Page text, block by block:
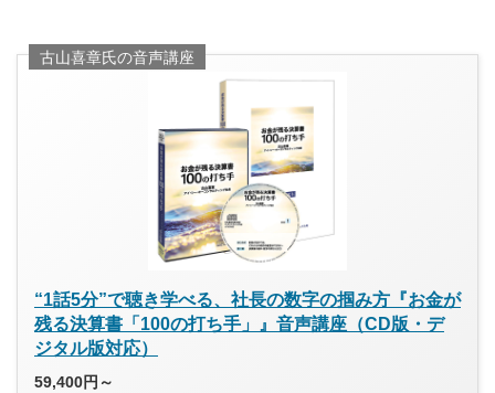
古山喜章氏の音声講座
“1話5分”で聴き学べる、社長の数字の掴み方『お金が
残る決算書「100の打ち手」』音声講座（CD版・デ
ジタル版対応）
59,400円～